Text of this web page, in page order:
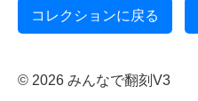
コレクションに戻る
© 2026 みんなで翻刻V3